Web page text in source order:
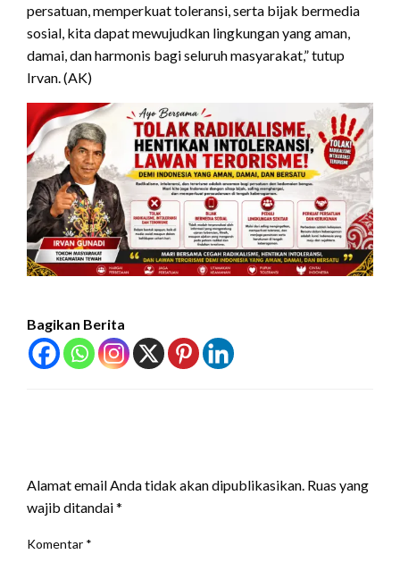
persatuan, memperkuat toleransi, serta bijak bermedia
sosial, kita dapat mewujudkan lingkungan yang aman,
damai, dan harmonis bagi seluruh masyarakat,” tutup
Irvan. (AK)
Bagikan Berita
Alamat email Anda tidak akan dipublikasikan. Ruas yang
wajib ditandai*
Komentar *